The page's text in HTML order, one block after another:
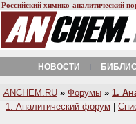
Российский химико-аналитический
НОВОСТИ
A NCHEM.RU » Форумы » 1.
1. Аналитический форум